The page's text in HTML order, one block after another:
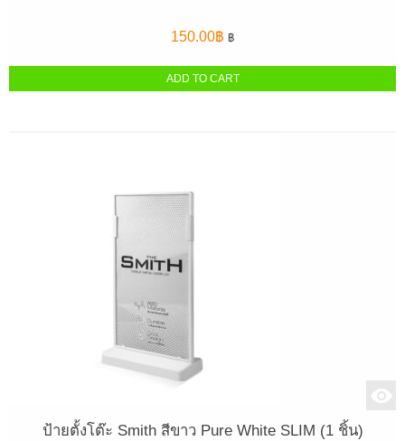
150.00฿ ฿
ADD TO CART
ป้ายตั้งโต๊ะ Smith สีขาว Pure White SLIM (1 ชิ้น)